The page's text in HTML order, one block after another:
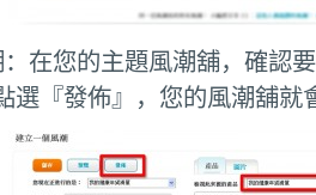
在您的主題風潮舖，確認
選『發佈』，您的風潮舖就